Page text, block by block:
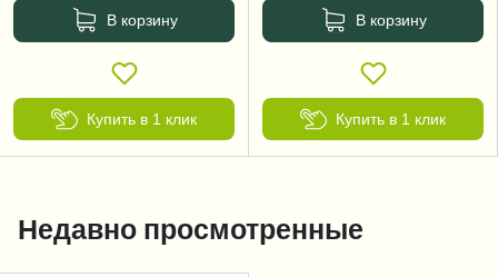
В корзину
Купить в 1 клик
В корзину
Купить в 1 клик
Недавно просмотренные